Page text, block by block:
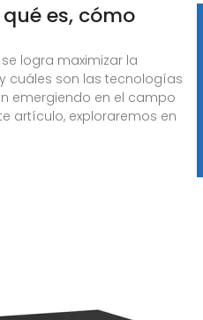
es, cómo
logra maximizar la
cuáles son las tecnologías
emergiendo en el campo
artículo, exploraremos en